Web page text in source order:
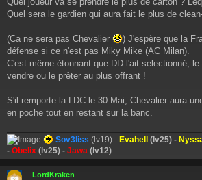
g
Quel sera le gardien qui aura fait le plus de
(Ca ne sera pas Chevalier
) J'espère que la
défense si ce n'est pas Miky Mike (AC Milan).
C'est même étonnant que DD l'ait selectionné,
vendre ou le prêter au plus offrant !
S'il remporte la LDC le 30 Mai, Chevalier aura
en poche tout en restant sur la banc.
Sov3liss (lv19) - Evahell (lv25) -
- Obelix (lv25) - Jawa (lv12)
LordKraken